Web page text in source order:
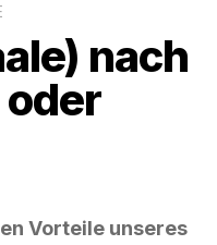
nach
Vorteile unseres